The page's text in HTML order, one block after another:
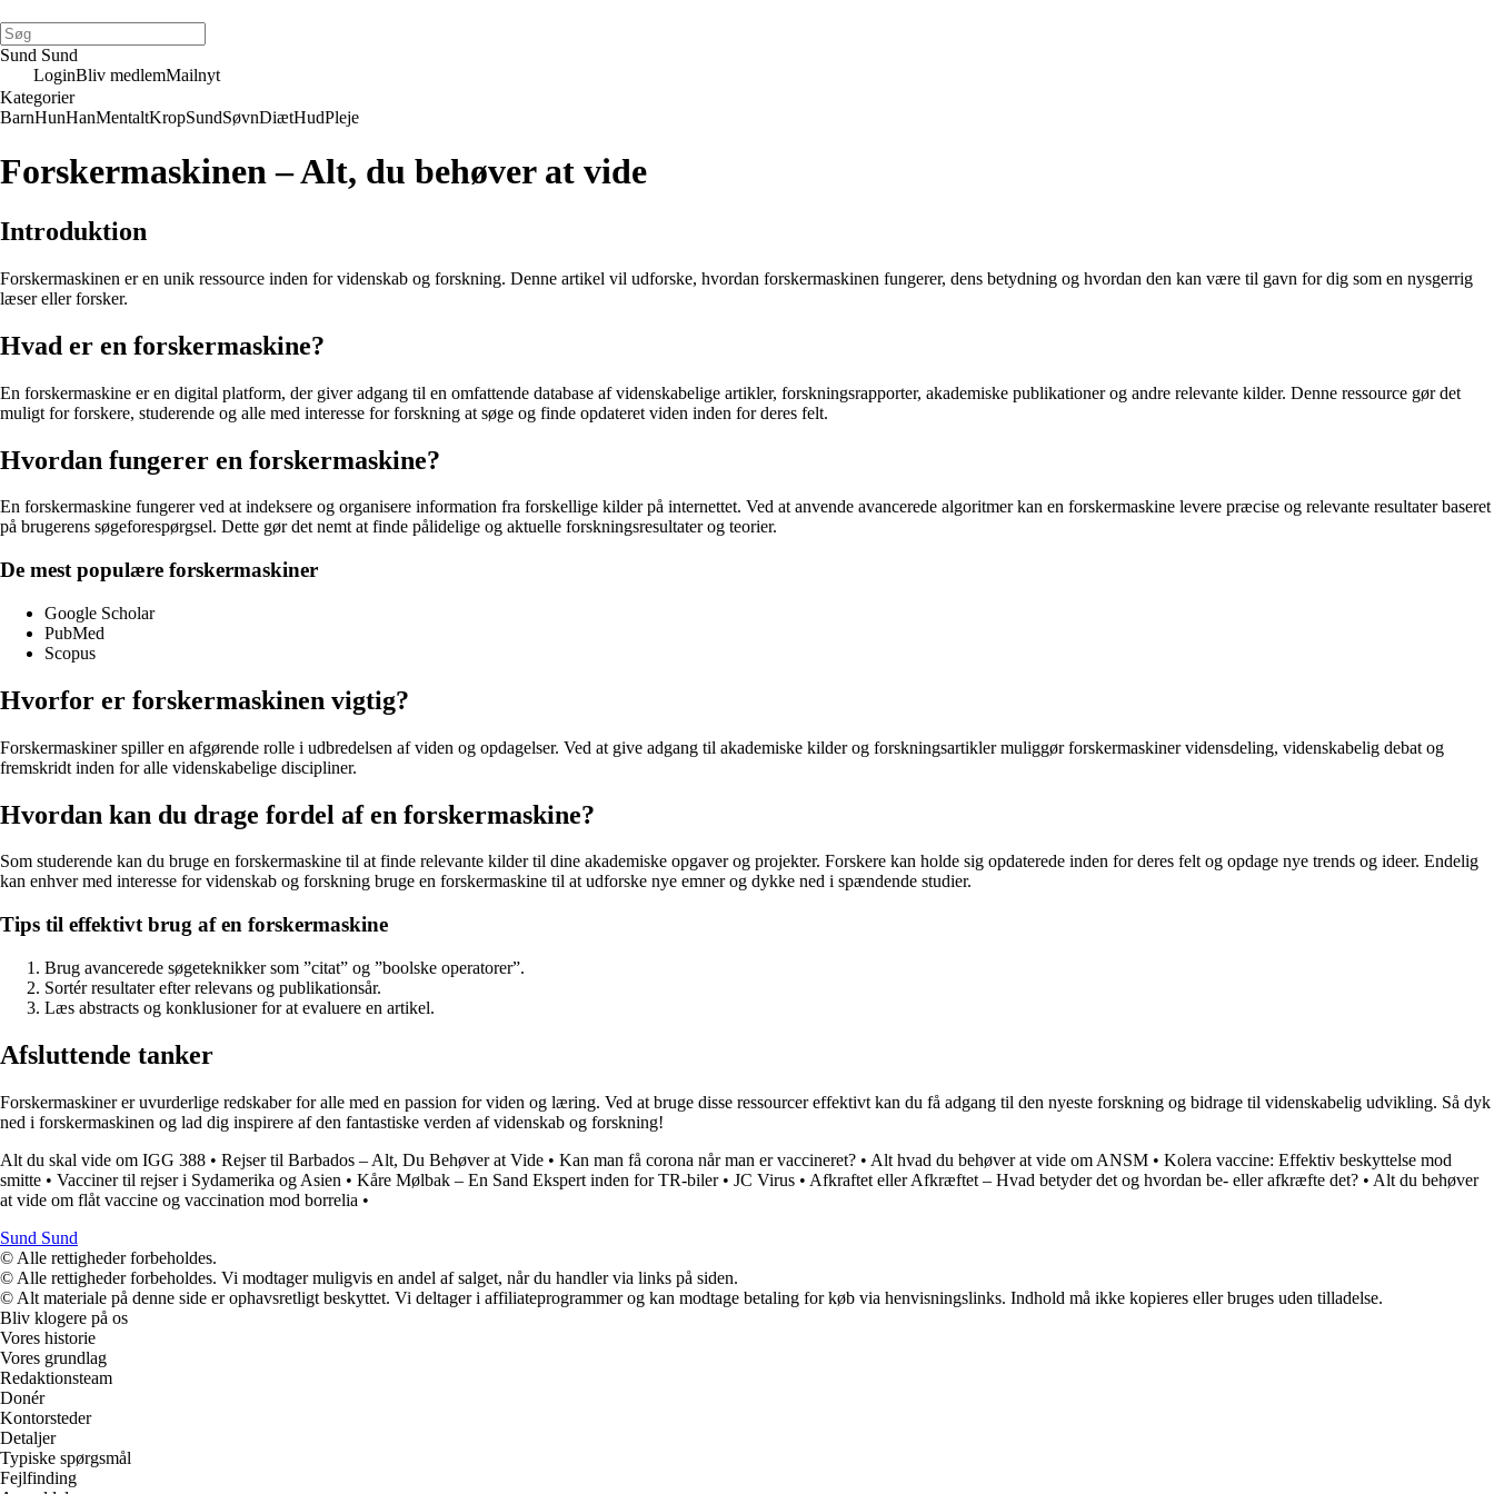
Sund Sund
LoginBliv medlemMailnyt
Kategorier
BarnHunHanMentaltKropSundSøvnDiætHudPleje
Forskermaskinen – Alt, du behøver at vide
Introduktion
Forskermaskinen er en unik ressource inden for videnskab og forskning. Denne artikel vil udforske, hvordan forskermaskinen fungerer, dens betydning og hvordan den kan være til gavn for dig som en nysgerrig
læser eller forsker.
Hvad er en forskermaskine?
En forskermaskine er en digital platform, der giver adgang til en omfattende database af videnskabelige artikler, forskningsrapporter, akademiske publikationer og andre relevante kilder. Denne ressource gør det
muligt for forskere, studerende og alle med interesse for forskning at søge og finde opdateret viden inden for deres felt.
Hvordan fungerer en forskermaskine?
En forskermaskine fungerer ved at indeksere og organisere information fra forskellige kilder på internettet. Ved at anvende avancerede algoritmer kan en forskermaskine levere præcise og relevante resultater baseret
på brugerens søgeforespørgsel. Dette gør det nemt at finde pålidelige og aktuelle forskningsresultater og teorier.
De mest populære forskermaskiner
Google Scholar
PubMed
Scopus
Hvorfor er forskermaskinen vigtig?
Forskermaskiner spiller en afgørende rolle i udbredelsen af viden og opdagelser. Ved at give adgang til akademiske kilder og forskningsartikler muliggør forskermaskiner vidensdeling, videnskabelig debat og
fremskridt inden for alle videnskabelige discipliner.
Hvordan kan du drage fordel af en forskermaskine?
Som studerende kan du bruge en forskermaskine til at finde relevante kilder til dine akademiske opgaver og projekter. Forskere kan holde sig opdaterede inden for deres felt og opdage nye trends og ideer. Endelig
kan enhver med interesse for videnskab og forskning bruge en forskermaskine til at udforske nye emner og dykke ned i spændende studier.
Tips til effektivt brug af en forskermaskine
Brug avancerede søgeteknikker som ”citat” og ”boolske operatorer”.
Sortér resultater efter relevans og publikationsår.
Læs abstracts og konklusioner for at evaluere en artikel.
Afsluttende tanker
Forskermaskiner er uvurderlige redskaber for alle med en passion for viden og læring. Ved at bruge disse ressourcer effektivt kan du få adgang til den nyeste forskning og bidrage til videnskabelig udvikling. Så dyk
ned i forskermaskinen og lad dig inspirere af den fantastiske verden af videnskab og forskning!
Alt du skal vide om IGG 388 • Rejser til Barbados – Alt, Du Behøver at Vide • Kan man få corona når man er vaccineret? • Alt hvad du behøver at vide om ANSM • Kolera vaccine: Effektiv beskyttelse mod
smitte • Vacciner til rejser i Sydamerika og Asien • Kåre Mølbak – En Sand Ekspert inden for TR-biler• JC Virus • Afkraftet eller Afkræftet – Hvad betyder det og hvordan be- eller afkræfte det? • Alt du behøver
at vide om flåt vaccine og vaccination mod borrelia •
Sund Sund
© Alle rettigheder forbeholdes.
© Alle rettigheder forbeholdes. Vi modtager muligvis en andel af salget, når du handler via links på siden.
© Alt materiale på denne side er ophavsretligt beskyttet. Vi deltager i affiliateprogrammer og kan modtage betaling for køb via henvisningslinks. Indhold må ikke kopieres eller bruges uden tilladelse.
Bliv klogere på os
Vores historie
Vores grundlag
Redaktionsteam
Donér
Kontorsteder
Detaljer
Typiske spørgsmål
Fejlfinding